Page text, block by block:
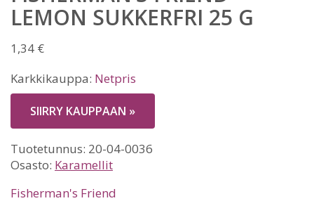
LEMON SUKKERFRI 25 G
1,34 €
Karkkikauppa: Netpris
SIIRRY KAUPPAAN »
Tuotetunnus: 20-04-0036
Osasto: Karamellit
Fisherman's Friend